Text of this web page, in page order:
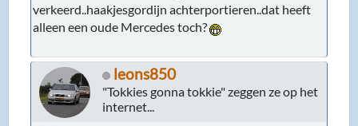
verkeerd..haakjesgordijn achterportieren..dat heeft
alleen een oude Mercedes toch?
leons850
"Tokkies gonna tokkie" zeggen ze op het
internet...